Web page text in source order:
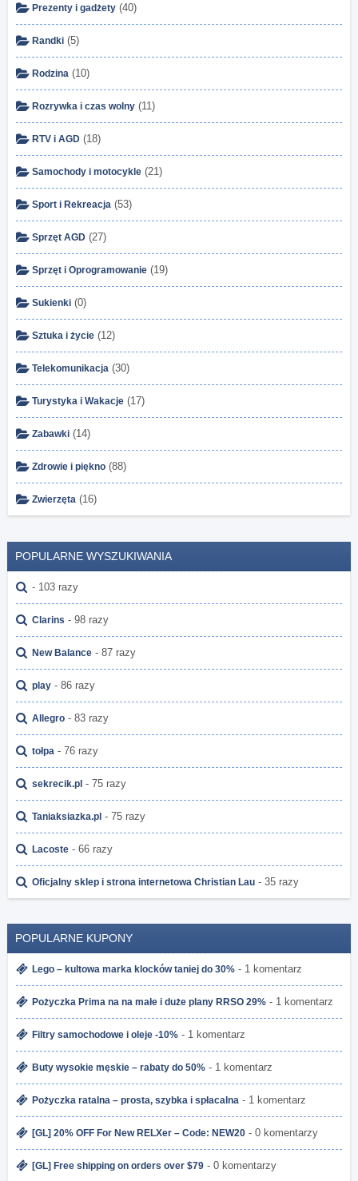
Prezenty i gadżety (40)
Randki (5)
Rodzina (10)
Rozrywka i czas wolny (11)
RTV i AGD (18)
Samochody i motocykle (21)
Sport i Rekreacja (53)
Sprzęt AGD (27)
Sprzęt i Oprogramowanie (19)
Sukienki (0)
Sztuka i życie (12)
Telekomunikacja (30)
Turystyka i Wakacje (17)
Zabawki (14)
Zdrowie i piękno (88)
Zwierzęta (16)
POPULARNE WYSZUKIWANIA
- 103 razy
Clarins - 98 razy
New Balance - 87 razy
play - 86 razy
Allegro - 83 razy
tołpa - 76 razy
sekrecik.pl - 75 razy
Taniaksiazka.pl - 75 razy
Lacoste - 66 razy
Oficjalny sklep i strona internetowa Christian Lau - 35 razy
POPULARNE KUPONY
Lego – kultowa marka klocków taniej do 30% - 1 komentarz
Pożyczka Prima na na małe i duże plany RRSO 29% - 1 komentarz
Filtry samochodowe i oleje -10% - 1 komentarz
Buty wysokie męskie – rabaty do 50% - 1 komentarz
Pożyczka ratalna – prosta, szybka i spłacalna - 1 komentarz
[GL] 20% OFF For New RELXer – Code: NEW20 - 0 komentarzy
[GL] Free shipping on orders over $79 - 0 komentarzy